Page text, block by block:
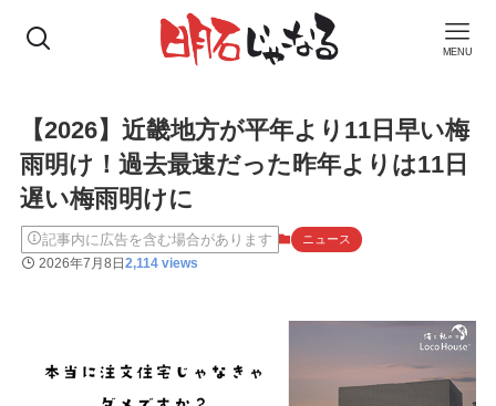
MENU
【2026】近畿地方が平年より11日早い梅
雨明け！過去最速だった昨年よりは11日
遅い梅雨明けに
記事内に広告を含む場合があります ニュース
2026年7月8日2,114 views